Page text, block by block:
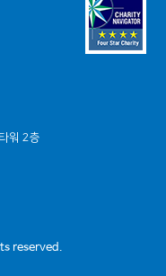
워 2층
reserved.